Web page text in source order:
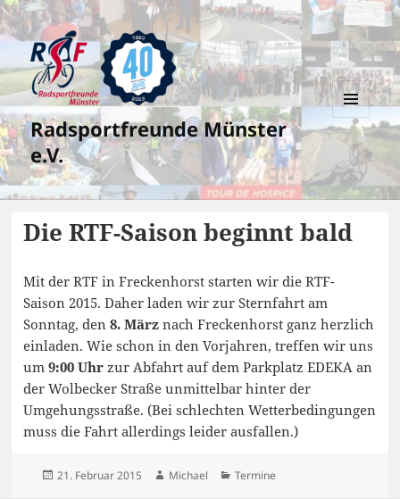
Radsportfreunde Münster
e.V.
MENÜ
UND
WIDGETS
Die RTF-Saison beginnt bald
Mit der RTF in Freckenhorst starten wir die RTF-
Saison 2015. Daher laden wir zur Sternfahrt am
Sonntag, den8. März nach Freckenhorst ganz herzlich
einladen. Wie schon in den Vorjahren, treffen wir uns
um9:00 Uhr zur Abfahrt auf dem Parkplatz EDEKA an
der Wolbecker Straße unmittelbar hinter der
Umgehungsstraße. (Bei schlechten Wetterbedingungen
muss die Fahrt allerdings leider ausfallen.)
Veröffentlicht
21. Februar 2015 Autor
Michael Kategorien
Termine